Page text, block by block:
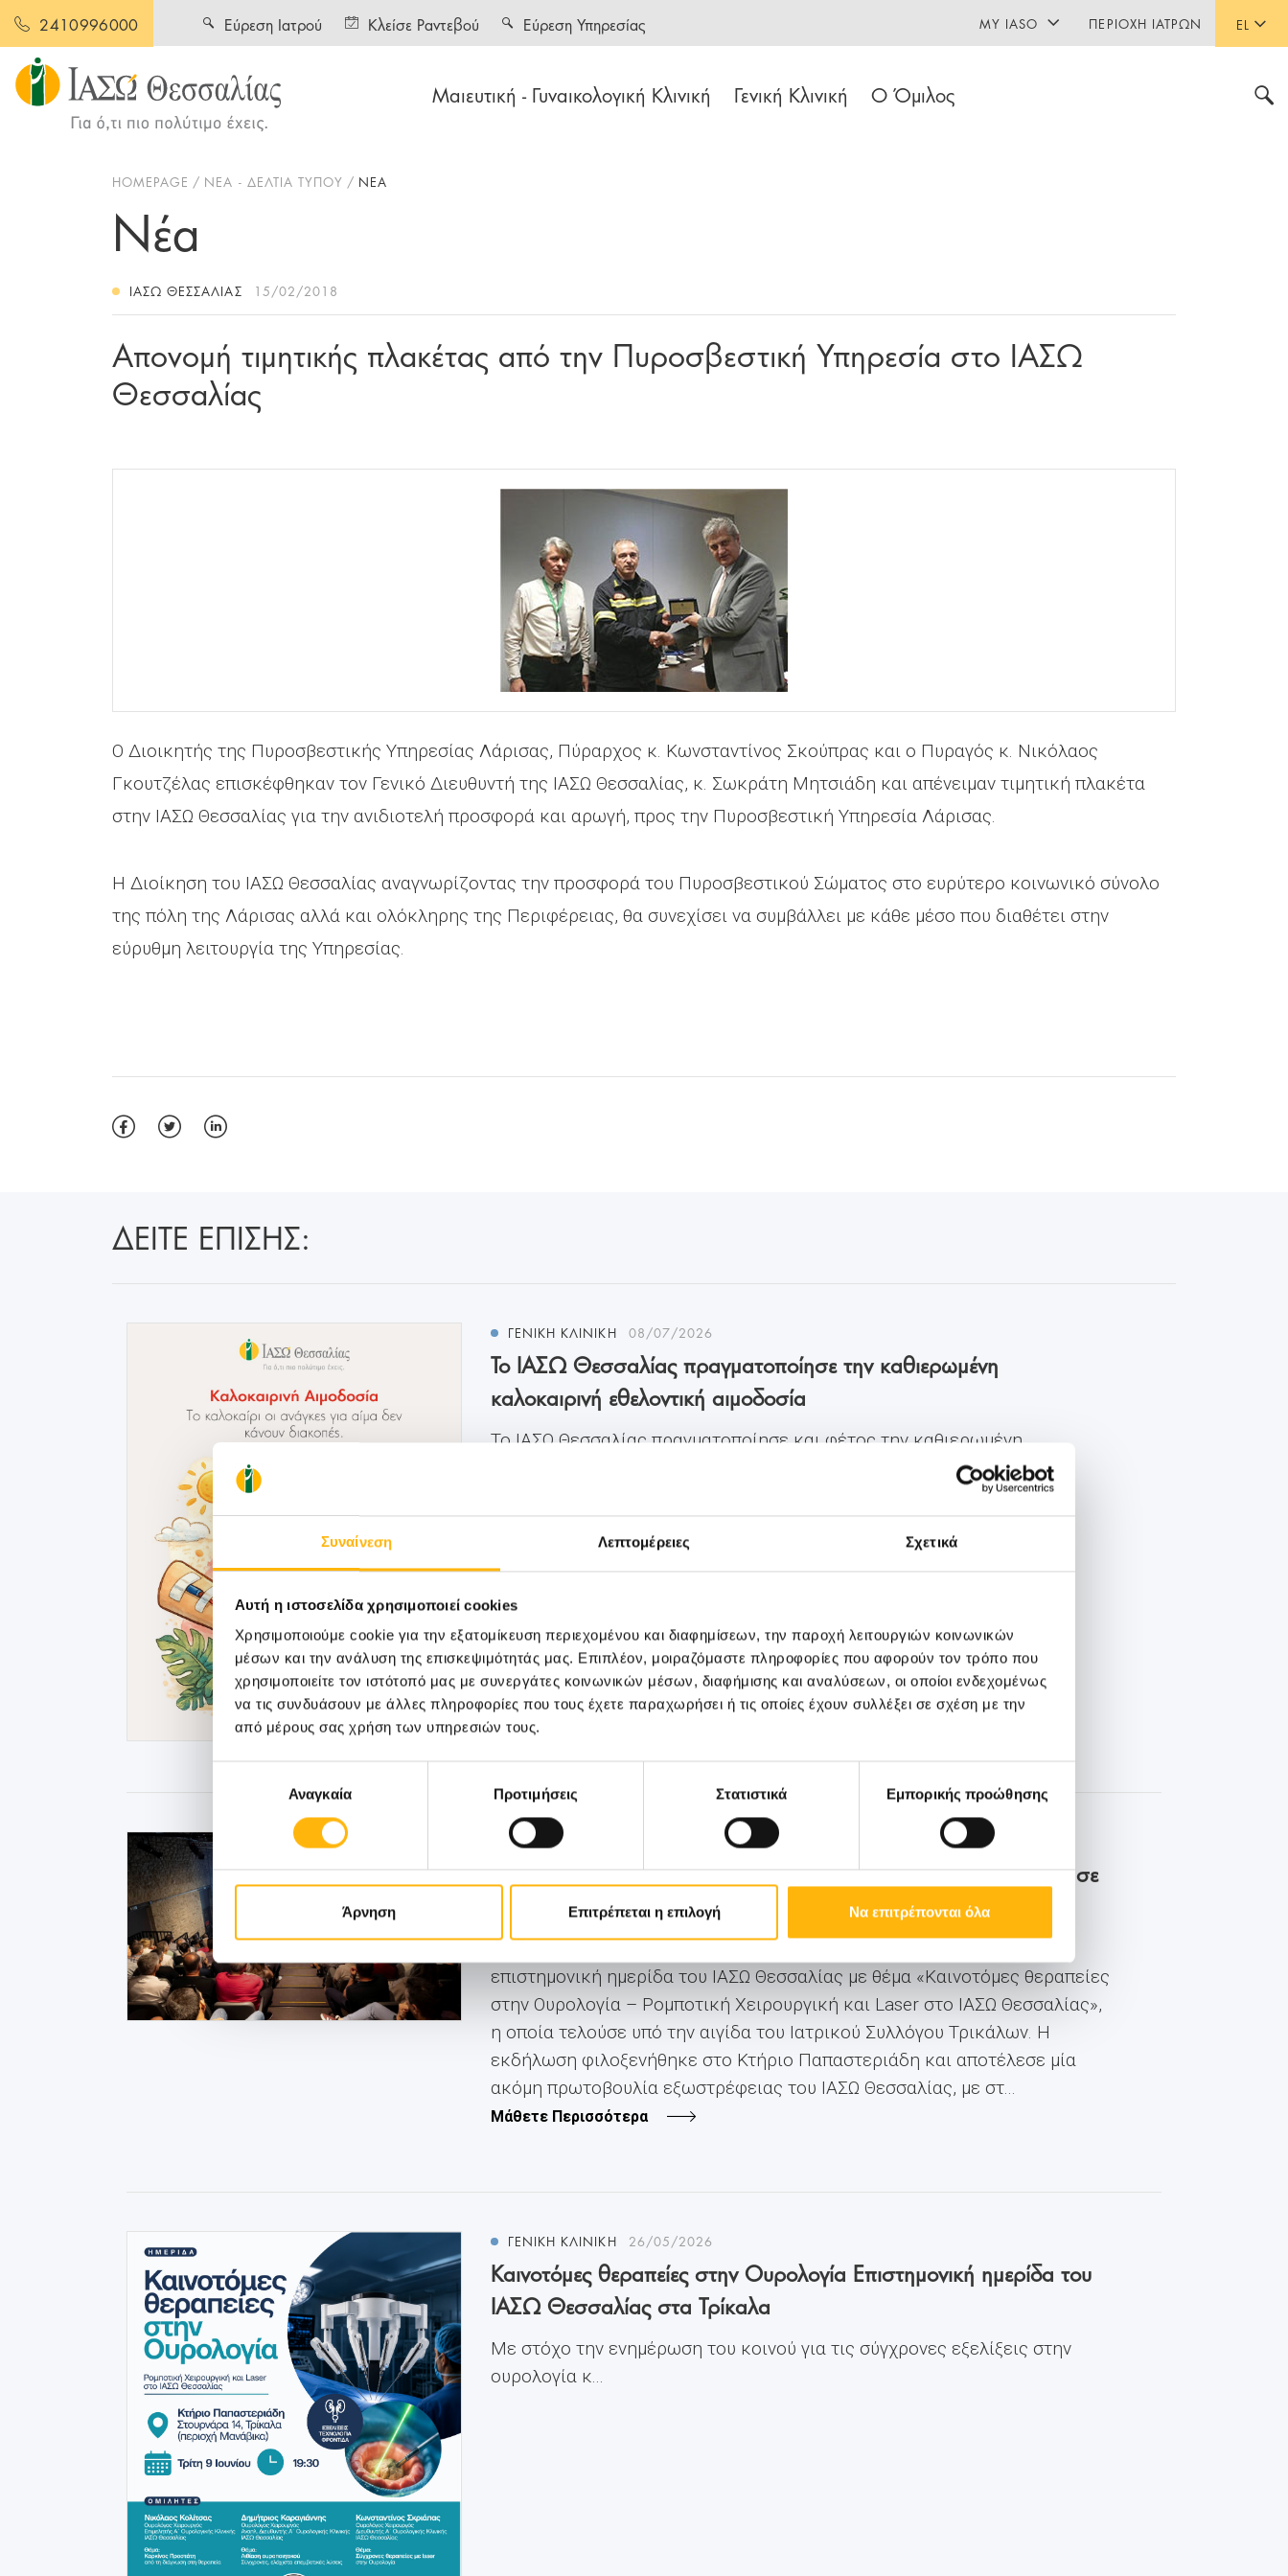
Συναίνεση Λεπτομέρειες Σχετικά
Αυτή η ιστοσελίδα χρησιμοποιεί cookies
Χρησιμοποιούμε cookie για την εξατομίκευση περιεχομένου και διαφημίσεων, την παροχή λειτουργιών κοινωνικών
μέσων και την ανάλυση της επισκεψιμότητάς μας. Επιπλέον, μοιραζόμαστε πληροφορίες που αφορούν τον τρόπο που
χρησιμοποιείτε τον ιστότοπό μας με συνεργάτες κοινωνικών μέσων, διαφήμισης και αναλύσεων, οι οποίοι ενδεχομένως
να τις συνδυάσουν με άλλες πληροφορίες που τους έχετε παραχωρήσει ή τις οποίες έχουν συλλέξει σε σχέση με την
από μέρους σας χρήση των υπηρεσιών τους.
συγκατάθεσηςΑναγκαία Προτιμήσεις Στατιστικά Εμπορικής προώθησης
Άρνηση Επιτρέπεται η επιλογή Να επιτρέπονται όλα
2410996000 EL
Μαιευτική - Γυναικολογική Κλινική Γενική Κλινική Ο Όμιλος
Εύρεση Ιατρού Κλείσε Ραντεβού Εύρεση Υπηρεσίας MY IASO ΠΕΡΙΟΧΉ ΙΑΤΡΏΝ
HOMEPAGE ΝΕΑ - ΔΕΛΤΙΑ ΤΥΠΟΥ ΝΕΑ
Νέα
ΙΑΣΩ ΘΕΣΣΑΛΊΑΣ 15/02/2018
Απονομή τιμητικής πλακέτας από την Πυροσβεστική Υπηρεσία στο ΙΑΣΩ
Θεσσαλίας
Ο Διοικητής της Πυροσβεστικής Υπηρεσίας Λάρισας, Πύραρχος κ. Κωνσταντίνος Σκούπρας και ο Πυραγός κ. Νικόλαος
Γκουτζέλας επισκέφθηκαν τον Γενικό Διευθυντή της ΙΑΣΩ Θεσσαλίας, κ. Σωκράτη Μητσιάδη και απένειμαν τιμητική πλακέτα
στην ΙΑΣΩ Θεσσαλίας για την ανιδιοτελή προσφορά και αρωγή, προς την Πυροσβεστική Υπηρεσία Λάρισας.
Η Διοίκηση του ΙΑΣΩ Θεσσαλίας αναγνωρίζοντας την προσφορά του Πυροσβεστικού Σώματος στο ευρύτερο κοινωνικό σύνολο
της πόλη της Λάρισας αλλά και ολόκληρης της Περιφέρειας, θα συνεχίσει να συμβάλλει με κάθε μέσο που διαθέτει στην
εύρυθμη λειτουργία της Υπηρεσίας.
ΔΕΙΤΕ ΕΠΙΣΗΣ:
ΓΕΝΙΚΗ ΚΛΙΝΙΚΗ 08/07/2026
Το ΙΑΣΩ Θεσσαλίας πραγματοποίησε την καθιερωμένη
καλοκαιρινή εθελοντική αιμοδοσία
Το ΙΑΣΩ Θεσσαλίας πραγματοποίησε και φέτος την καθιερωμένη
Μάθετε Περισσότερα
ΓΕΝΙΚΗ ΚΛΙΝΙΚΗ
Ρομποτική χειρουργική και laser: Το ΙΑΣΩ Θεσσαλίας παρουσίασε
το μέλλον της Ουρολογίας στα Τρίκαλα
επιστημονική ημερίδα του ΙΑΣΩ Θεσσαλίας με θέμα «Καινοτόμες θεραπείες
στην Ουρολογία – Ρομποτική Χειρουργική και Laser στο ΙΑΣΩ Θεσσαλίας»,
η οποία τελούσε υπό την αιγίδα του Ιατρικού Συλλόγου Τρικάλων. Η
εκδήλωση φιλοξενήθηκε στο Κτήριο Παπαστεριάδη και αποτέλεσε μία
ακόμη πρωτοβουλία εξωστρέφειας του ΙΑΣΩ Θεσσαλίας, με στ...
Μάθετε Περισσότερα
ΓΕΝΙΚΗ ΚΛΙΝΙΚΗ 26/05/2026
Καινοτόμες θεραπείες στην Ουρολογία Επιστημονική ημερίδα του
ΙΑΣΩ Θεσσαλίας στα Τρίκαλα
Με στόχο την ενημέρωση του κοινού για τις σύγχρονες εξελίξεις στην
ουρολογία κ...